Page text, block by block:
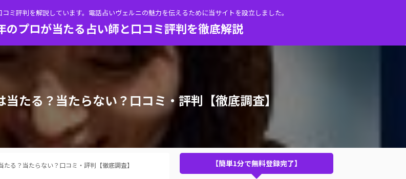
ミ評判を解説しています。電話占いヴェルニの魅力を伝えるために当サイトを設立しました。
のプロが当たる占い師と口コミ評判を徹底解説
たる？当たらない？口コミ・評判【徹底調査】
たる？当たらない？口コミ・評判【徹底調査】 【簡単1分で無料登録完了】